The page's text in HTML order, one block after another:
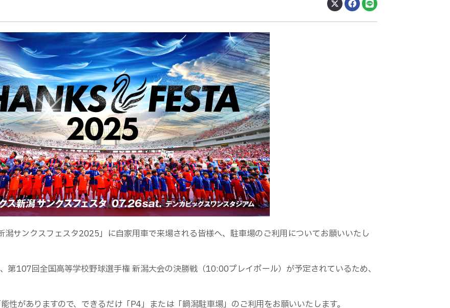
潟サンクスフェスタ2025」に自家用車で来場される皆様へ、駐車場のご利用についてお願いいたし
第107回全国高等学校野球選手権 新潟大会の決勝戦（10:00プレイボール）が予定されているため、
性がありますので、できるだけ「P4」または「鍋潟駐車場」のご利用をお願いいたします。